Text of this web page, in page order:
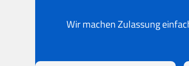
Wir machen Zulassung